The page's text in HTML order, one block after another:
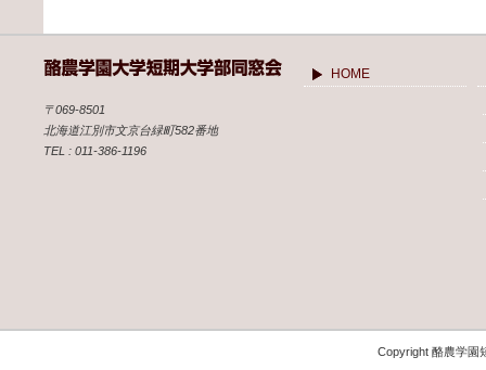
〒069-8501
北海道江別市文京台緑町582番地
TEL : 011-386-1196
HOME
Copyright 酪農学園